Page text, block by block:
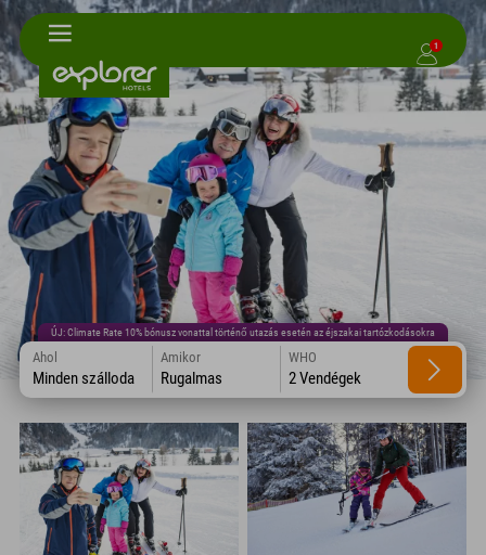
1
ÚJ: Climate Rate 10% bónusz vonattal történő utazás esetén az éjszakai tartózkodásokra
Ahol
Minden szálloda
Amikor
Rugalmas
WHO
2 Vendégek